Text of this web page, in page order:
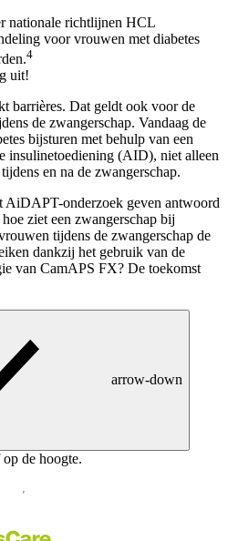
nationale richtlijnen HCL
voor vrouwen met diabetes
4
uit!
barrières. Dat geldt ook voor de
de zwangerschap. Vandaag de
bijsturen met behulp van een
insulinetoediening (AID), niet alleen
en na de zwangerschap.
AiDAPT-onderzoek geven antwoord
ziet een zwangerschap bij
tijdens de zwangerschap de
dankzij het gebruik van de
van CamAPS FX? De toekomst
arrow-down
de hoogte.